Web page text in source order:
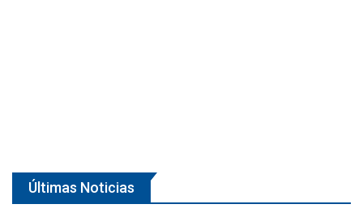
Últimas Noticias